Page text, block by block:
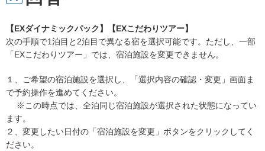
【EXダイナミックパック】【EXこだわりツアー】
次の手順で1泊目と2泊目で異なる宿を選択可能です。ただし、一部
「EXこだわりツアー」では、宿泊施設を変更できません。
１、ご希望の宿泊施設を選択し、「選択内容の確認・変更」画面ま
で予約操作を進めてください。
※この時点では、全泊同じ宿泊施設が選択された状態になってい
ます。
２、変更したい日付の「宿泊施設を変更」ボタンをクリックしてく
ださい。